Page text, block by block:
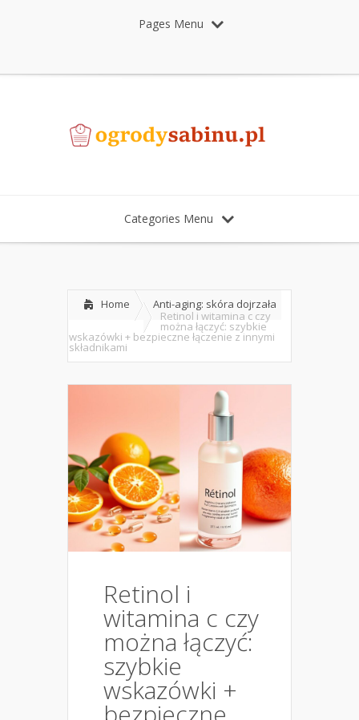
Pages Menu
Categories Menu
Home
Anti-aging: skóra dojrzała
Retinol i witamina c czy
można łączyć: szybkie
wskazówki + bezpieczne łączenie z innymi
składnikami
Retinol i
witamina c czy
można łączyć:
szybkie
wskazówki +